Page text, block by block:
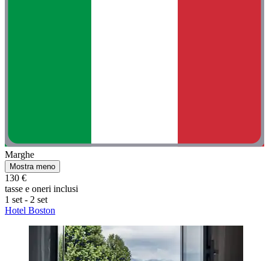
Marghe
Mostra meno
130 €
tasse e oneri inclusi
1 set - 2 set
Hotel Boston